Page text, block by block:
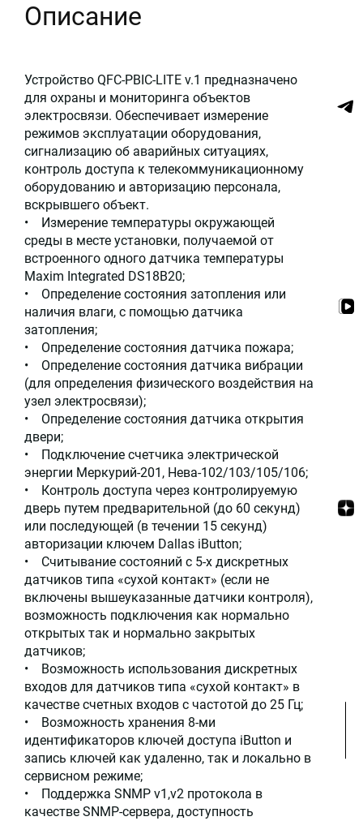
Описание
Устройство QFC-PBIC-LITE v.1 предназначено
для охраны и мониторинга объектов
электросвязи. Обеспечивает измерение
режимов эксплуатации оборудования,
сигнализацию об аварийных ситуациях,
контроль доступа к телекоммуникационному
оборудованию и авторизацию персонала,
вскрывшего объект.
• Измерение температуры окружающей
среды в месте установки, получаемой от
встроенного одного датчика температуры
Maxim Integrated DS18B20;
• Определение состояния затопления или
наличия влаги, с помощью датчика
затопления;
• Определение состояния датчика пожара;
• Определение состояния датчика вибрации
(для определения физического воздействия на
узел электросвязи);
• Определение состояния датчика открытия
двери;
• Подключение счетчика электрической
энергии Меркурий-201, Нева-102/103/105/106;
• Контроль доступа через контролируемую
дверь путем предварительной (до 60 секунд)
или последующей (в течении 15 секунд)
авторизации ключем Dallas iButton;
• Считывание состояний с 5-х дискретных
датчиков типа «сухой контакт» (если не
включены вышеуказанные датчики контроля),
возможность подключения как нормально
открытых так и нормально закрытых
датчиков;
• Возможность использования дискретных
входов для датчиков типа «сухой контакт» в
качестве счетных входов с частотой до 25 Гц;
• Возможность хранения 8-ми
идентификаторов ключей доступа iButton и
запись ключей как удаленно, так и локально в
сервисном режиме;
• Поддержка SNMP v1,v2 протокола в
качестве SNMP-сервера, доступность